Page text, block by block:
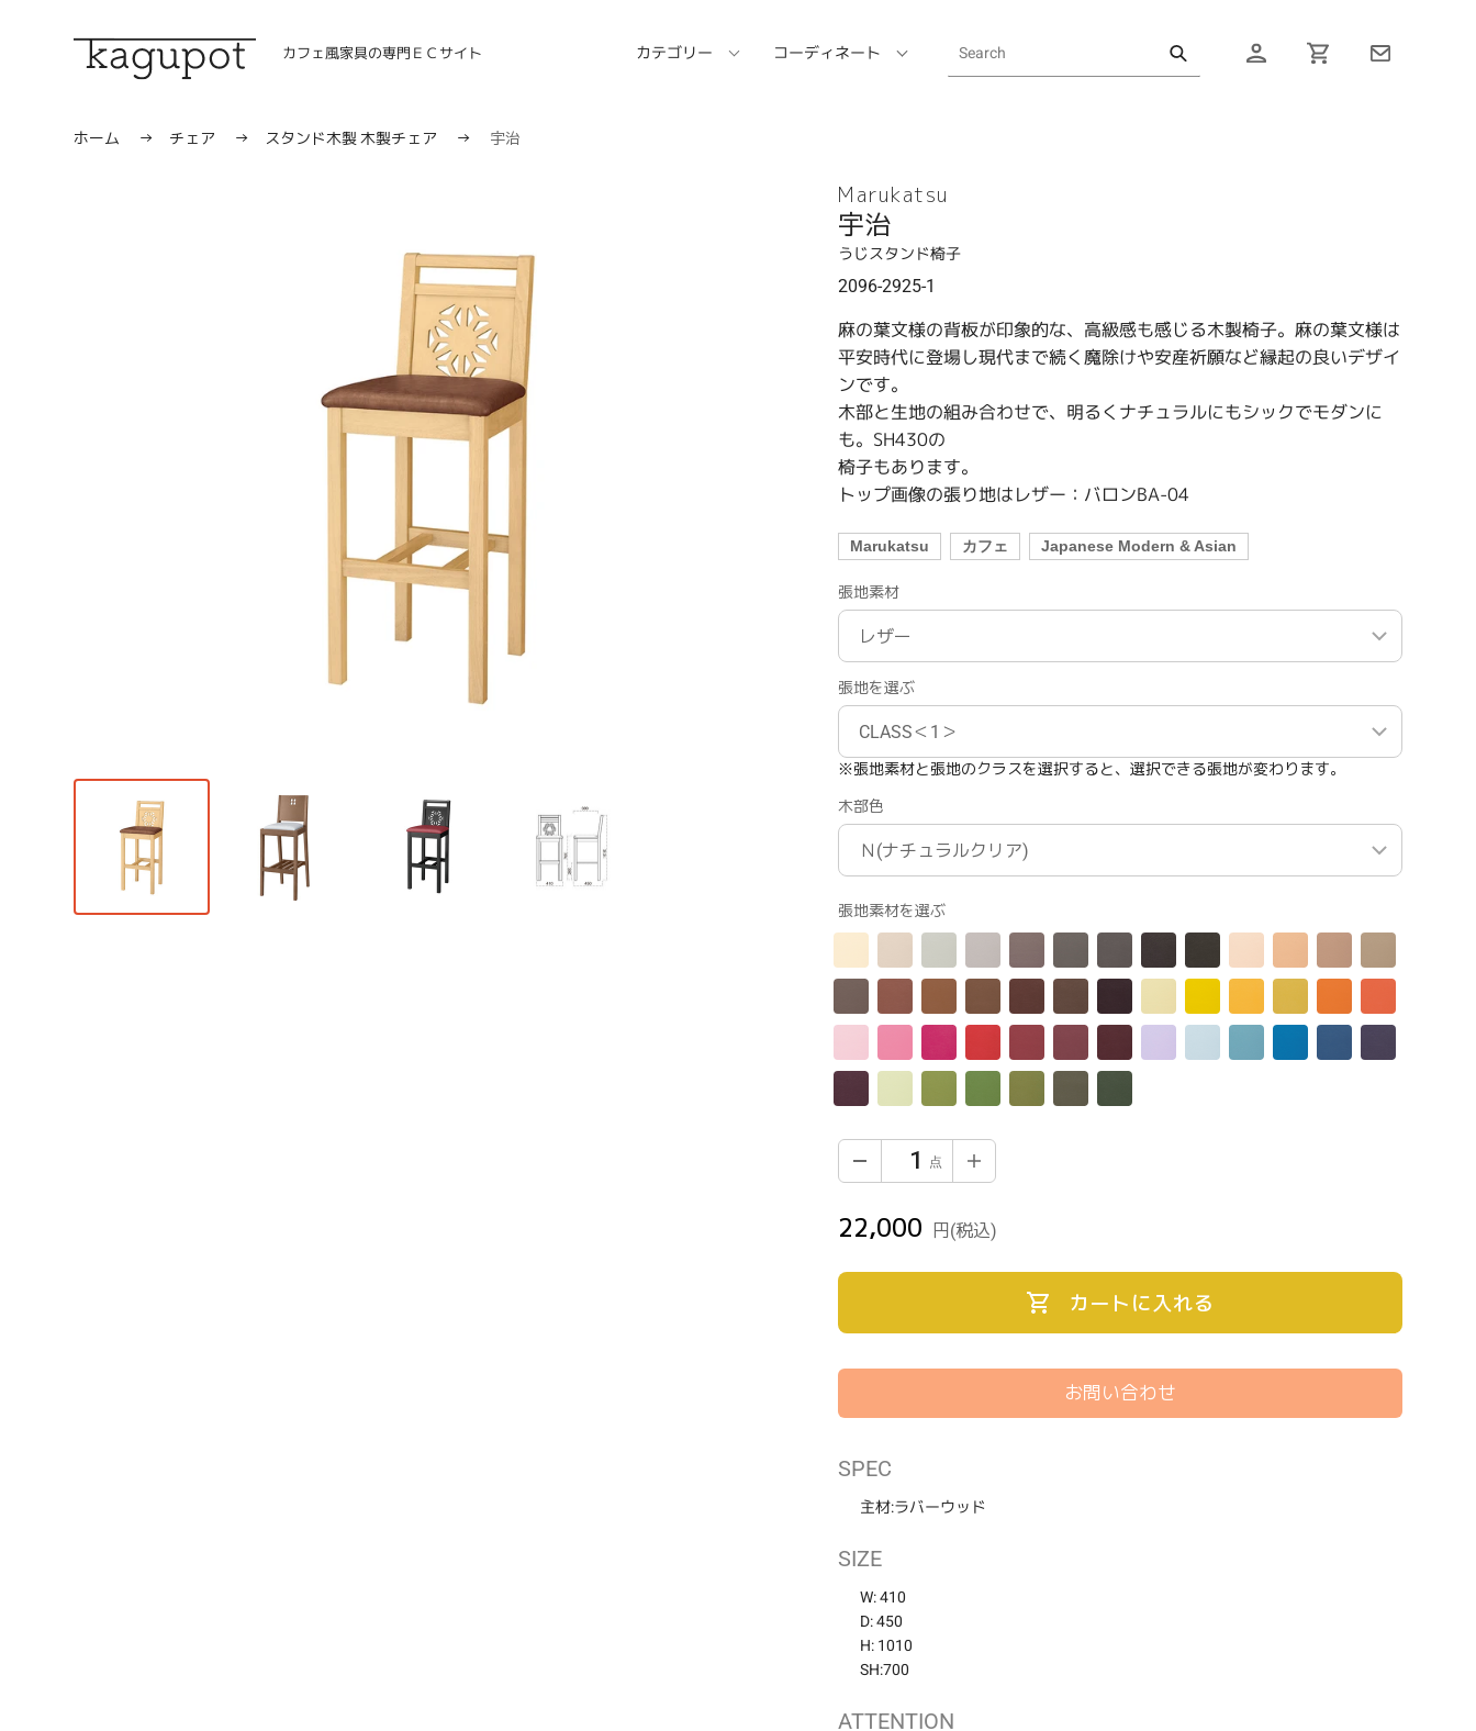
カフェ風家具の専門ＥＣサイト カテゴリー コーディネート
ホーム → チェア → スタンド木製木製チェア → 宇治
Marukatsu
宇治
うじスタンド椅子
2096-2925-1
麻の葉文様の背板が印象的な、高級感も感じる木製椅子。麻の葉文様は
平安時代に登場し現代まで続く魔除けや安産祈願など縁起の良いデザイ
ンです。
木部と生地の組み合わせで、明るくナチュラルにもシックでモダンに
も。SH430の
椅子もあります。
トップ画像の張り地はレザー：バロンBA-04
Marukatsu カフェ Japanese Modern & Asian
張地素材
張地を選ぶ
※張地素材と張地のクラスを選択すると、選択できる張地が変わります。
木部色
張地素材を選ぶ
通
価
22,000 円 (税込)
カートに入れる
お問い合わせ
カ
商
SPEC
主材:ラバーウッド
SIZE
W: 410
D: 450
H: 1010
SH:700
ATTENTION